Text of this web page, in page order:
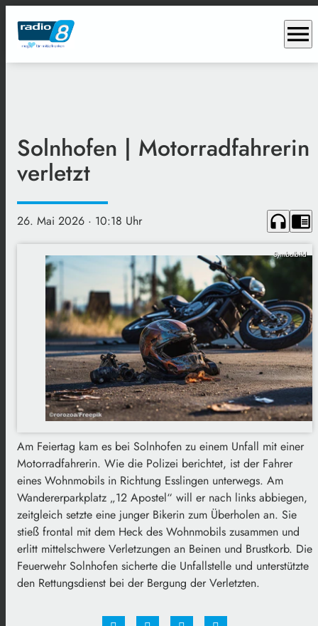
menu
Solnhofen | Motorradfahrerin
verletzt
26. Mai 2026 · 10:18 Uhr headphones chrome_reader_mode
Symbolbild
Am Feiertag kam es bei Solnhofen zu einem Unfall mit einer
Motorradfahrerin. Wie die Polizei berichtet, ist der Fahrer
eines Wohnmobils in Richtung Esslingen unterwegs. Am
Wandererparkplatz „12 Apostel“ will er nach links abbiegen,
zeitgleich setzte eine junger Bikerin zum Überholen an. Sie
stieß frontal mit dem Heck des Wohnmobils zusammen und
erlitt mittelschwere Verletzungen an Beinen und Brustkorb. Die
Feuerwehr Solnhofen sicherte die Unfallstelle und unterstützte
den Rettungsdienst bei der Bergung der Verletzten.